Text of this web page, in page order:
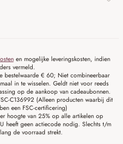
en mogelijke leveringskosten, indien
vermeld.
bestelwaarde € 60; Niet combineerbaar
in te wisselen. Geldt niet voor reeds
op de aankoop van cadeaubonnen.
C136992 (Alleen producten waarbij dit
een FSC-certificering)
hoogte van 25% op alle artikelen op
heeft geen actiecode nodig. Slechts t/m
de voorraad strekt.